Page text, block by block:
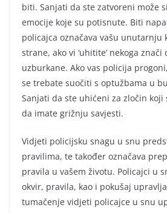
biti. Sanjati da ste zatvoreni može
emocije koje su potisnute. Biti
policajca označava vašu unutarnju
strane, ako vi ‘uhitite’ nekoga
uzburkane. Ako vas policija
se trebate suočiti s optužbama u
Sanjati da ste uhićeni za zločin
da imate grižnju savjesti.
Vidjeti policijsku snagu u snu
pravilima, te također označava
pravila u vašem životu. Policajci u
okvir, pravila, kao i pokušaj
tumačenje vidjeti policajce u snu